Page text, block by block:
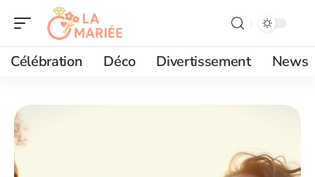
Célébration Déco Divertissement News